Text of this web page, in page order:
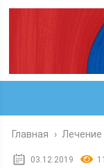
Главная › Лечение
03.12.2019